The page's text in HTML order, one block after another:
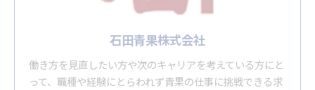
石田青果株式会社
働き方を見直したい方や次のキャリアを考えている方にと
って、職種や経験にとらわれず青果の仕事に挑戦できる求